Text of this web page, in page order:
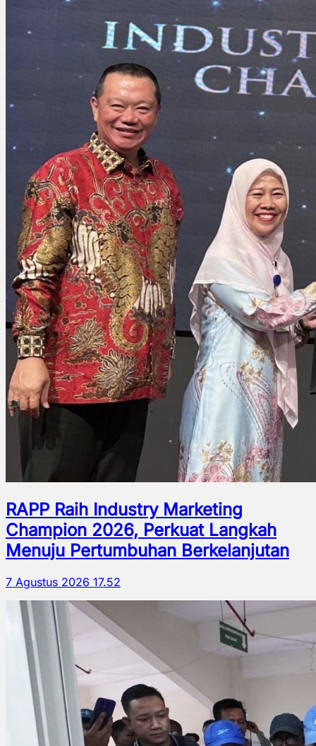
RAPP Raih Industry Marketing
Champion 2026, Perkuat Langkah
Menuju Pertumbuhan Berkelanjutan
7 Agustus 2026 17.52